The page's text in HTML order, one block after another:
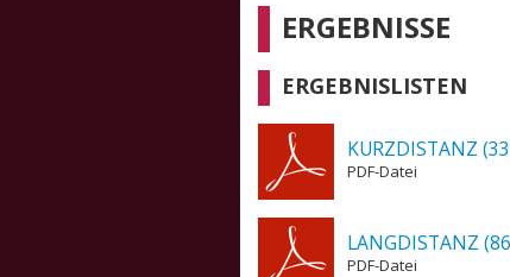
ERGEBNISSE
ERGEBNISLISTEN
KURZDISTANZ
PDF-Datei
LANGDISTANZ
PDF-Datei